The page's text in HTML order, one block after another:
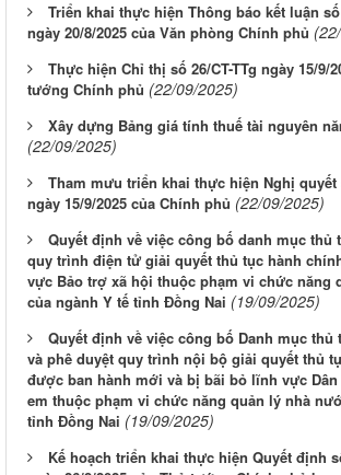
Triển khai thực hiện Thông báo kết luận số
ngày 20/8/2025 của Văn phòng Chính phủ
Thực hiện Chỉ thị số 26/CT-TTg ngày 15/9/
tướng Chính phủ (22/09/2025)
Xây dựng Bảng giá tính thuế tài nguyên
(22/09/2025)
Tham mưu triển khai thực hiện Nghị quyết
ngày 15/9/2025 của Chính phủ (22/09/2025)
Quyết định về việc công bố danh mục thủ
quy trình điện tử giải quyết thủ tục hành
vực Bảo trợ xã hội thuộc phạm vi chức năng
của ngành Y tế tỉnh Đồng Nai (19/09/2025)
Quyết định về việc công bố Danh mục thủ
và phê duyệt quy trình nội bộ giải quyết thủ
được ban hành mới và bị bãi bỏ lĩnh vực Dân
em thuộc phạm vi chức năng quản lý nhà
tỉnh Đồng Nai (19/09/2025)
Kế hoạch triển khai thực hiện Quyết định